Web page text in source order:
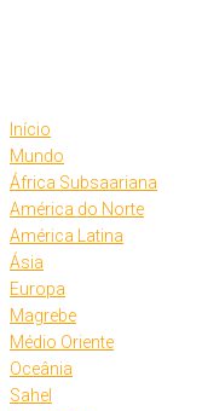
Início
Mundo
África Subsaariana
América do Norte
América Latina
Ásia
Europa
Magrebe
Médio Oriente
Oceânia
Sahel